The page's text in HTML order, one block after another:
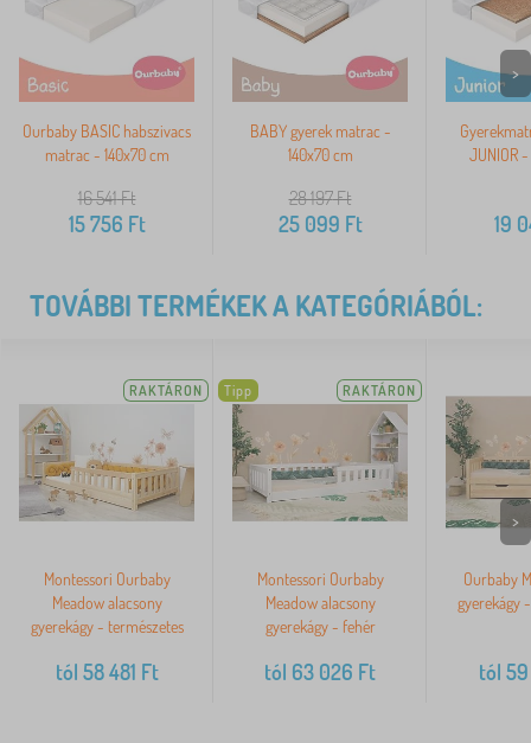
Ourbaby BASIC habszivacs
matrac - 140x70 cm
16 541Ft
15 756 Ft
BABY gyerek matrac -
140x70 cm
28 197Ft
25 099 Ft
JUNIOR
19
>
TOVÁBBI TERMÉKEK A KATEGÓRIÁBÓL:
RAKTÁRON
Montessori Ourbaby
Meadow alacsony
gyerekágy - természetes
tól 58 481 Ft
Tipp RAKTÁRON
Montessori Ourbaby
Meadow alacsony
gyerekágy - fehér
tól 63 026 Ft
Ourbaby
gyerekágy
tól
>